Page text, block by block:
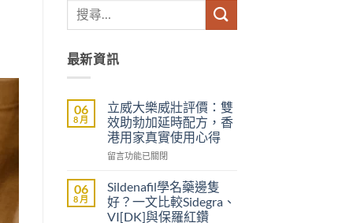
最新資訊
06
8 月
立威大樂威壯評價：雙
效助勃加延時配方，香
港用家真實使用心得
在
威
大
樂
留言功能已關閉
06
8 月
Sildenafil學名藥邊隻
好？一文比較Sidegra、
VI[DK]與保羅紅鑽